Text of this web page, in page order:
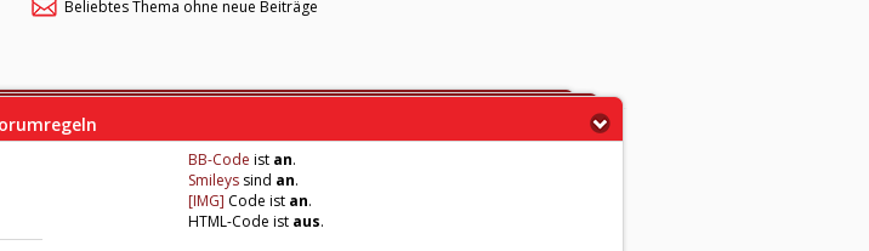
Beliebtes Thema ohne neue Beiträge
BB-Code ist an.
Smileys sind an.
[IMG] Code ist an.
HTML-Code ist aus.